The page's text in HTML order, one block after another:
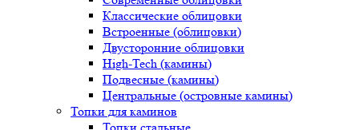
Классические облицовки
Встроенные (облицовки)
Двусторонние облицовки
High-Tech (камины)
Подвесные (камины)
Центральные (островные камины)
Топки для каминов